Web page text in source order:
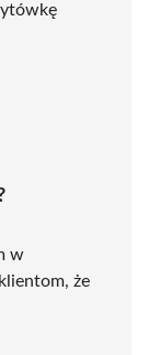
w
że